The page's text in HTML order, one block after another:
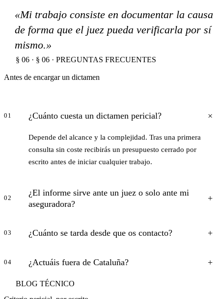
«Mi trabajo consiste en documentar la causa
de forma que el juez pueda verificarla por sí
mismo.»
§ 06 · § 06 · PREGUNTAS FRECUENTES
Antes de encargar un dictamen
01 ¿Cuánto cuesta un dictamen pericial?
Depende del alcance y la complejidad. Tras una primera
consulta sin coste recibirás un presupuesto cerrado por
escrito antes de iniciar cualquier trabajo.
02
¿El informe sirve ante un juez o solo ante mi
aseguradora?
03 ¿Cuánto se tarda desde que os contacto?
04 ¿Actuáis fuera de Cataluña?
BLOG TÉCNICO